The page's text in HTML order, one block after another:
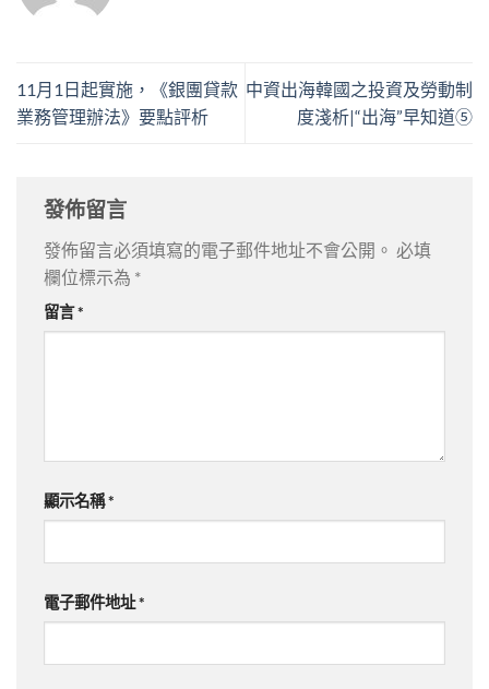
11月1日起實施，《銀團貸款
業務管理辦法》要點評析
中資出海韓國之投資及勞動制
度淺析|“出海”早知道⑤
發佈留言
發佈留言必須填寫的電子郵件地址不會公開。 必填
欄位標示為 *
留言*
顯示名稱*
電子郵件地址*